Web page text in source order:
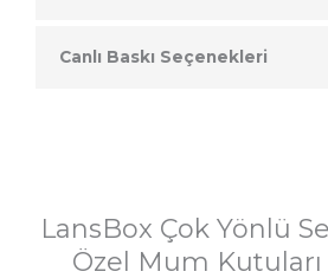
Canlı Baskı Seçenekleri
LansBox Çok Yönlü
Özel Mum Kutuları